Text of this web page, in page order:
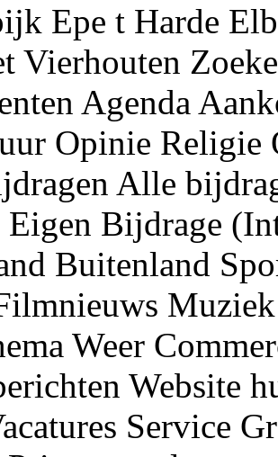
Epe t Harde
Vierhouten
Agenda
Opinie Religie
Alle
Eigen Bijdrage
Buitenland
Weer
Website
Service